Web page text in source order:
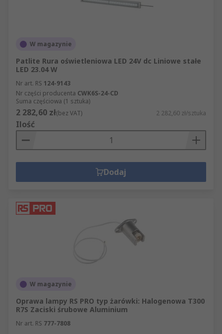
W magazynie
Patlite Rura oświetleniowa LED 24V dc Liniowe stałe
LED 23.04 W
Nr art. RS 124-9143
Nr części producenta CWK6S-24-CD
Suma częściowa (1 sztuka)
2 282,60 zł(bez VAT) 2 282,60 zł/sztuka
Ilość
Dodaj
W magazynie
Oprawa lampy RS PRO typ żarówki: Halogenowa T300
R7S Zaciski śrubowe Aluminium
Nr art. RS 777-7808